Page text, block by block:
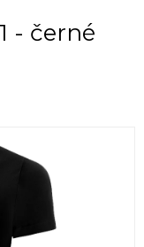
- černé